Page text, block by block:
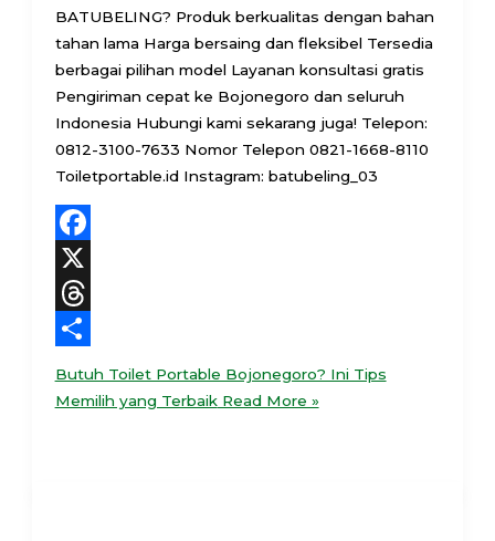
BATUBELING? Produk berkualitas dengan bahan
tahan lama Harga bersaing dan fleksibel Tersedia
berbagai pilihan model Layanan konsultasi gratis
Pengiriman cepat ke Bojonegoro dan seluruh
Indonesia Hubungi kami sekarang juga! Telepon:
0812-3100-7633 Nomor Telepon 0821-1668-8110
Toiletportable.id Instagram: batubeling_03
Facebook
X
Threads
Butuh Toilet Portable Bojonegoro? Ini Tips
Memilih yang TerbaikRead More »